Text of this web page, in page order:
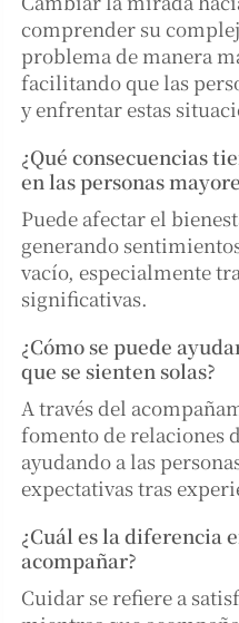
comprender su
problema de manera
facilitando que las
y enfrentar estas
¿Qué consecuencias
en las personas
Puede afectar el
generando
vacío, especialmente
significativas.
¿Cómo se puede
que se sienten solas?
A través del
fomento de relaciones
ayudando a las
expectativas tras
¿Cuál es la diferencia
acompañar?
Cuidar se refiere a